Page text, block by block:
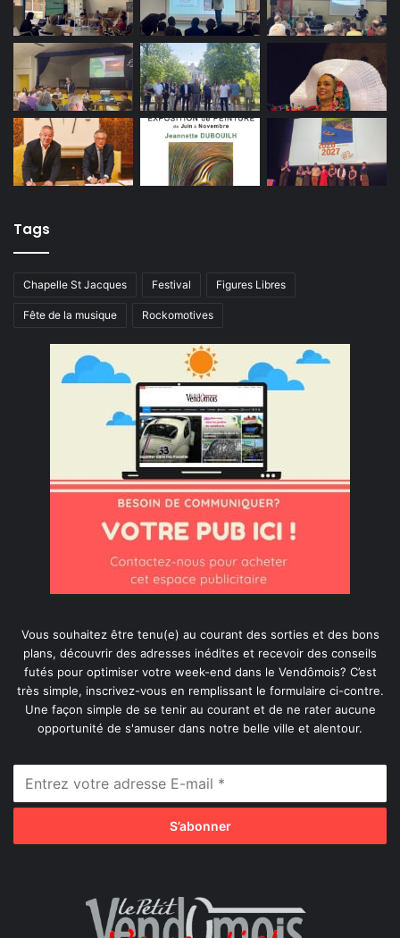
Tags
Chapelle St Jacques Festival Figures Libres
Fête de la musique Rockomotives
Vous souhaitez être tenu(e) au courant des sorties et des bons
plans, découvrir des adresses inédites et recevoir des conseils
futés pour optimiser votre week-end dans le Vendômois? C’est
très simple, inscrivez-vous en remplissant le formulaire ci-contre.
Une façon simple de se tenir au courant et de ne rater aucune
opportunité de s'amuser dans notre belle ville et alentour.